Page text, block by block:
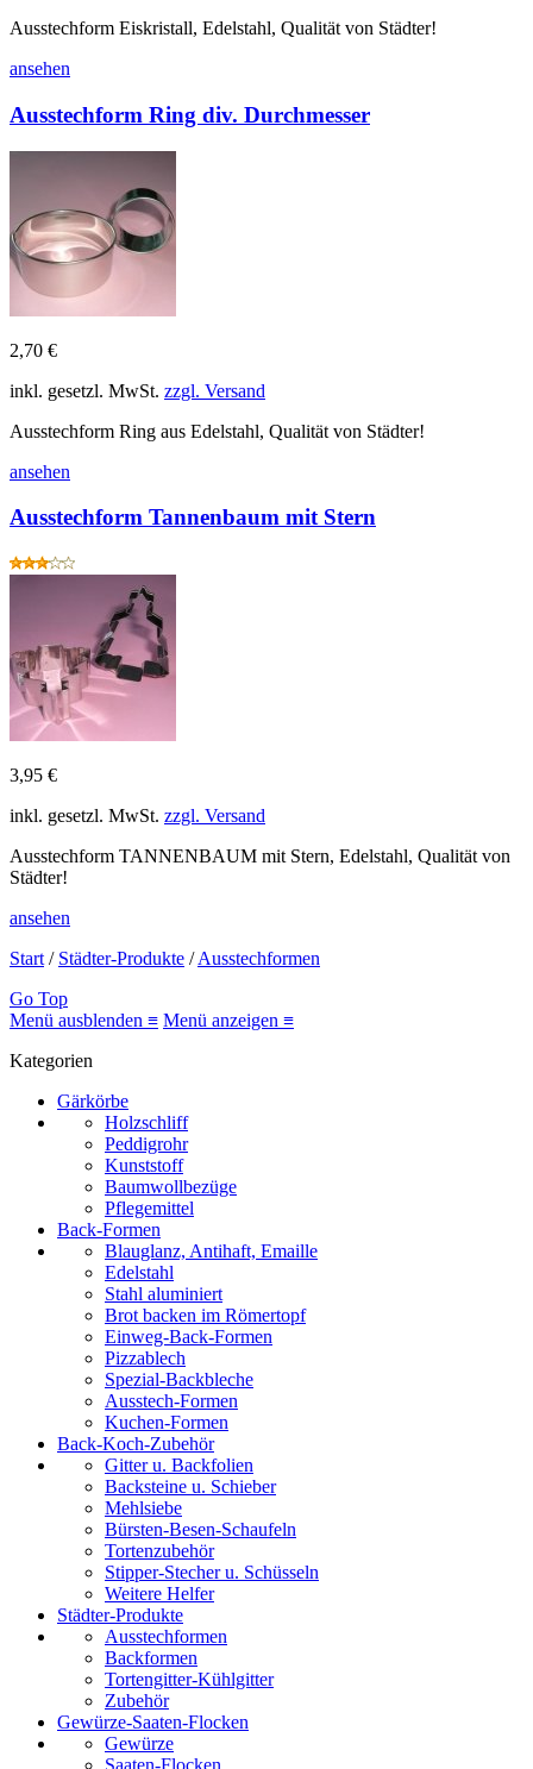
Ausstechform Eiskristall, Edelstahl, Qualität von Städter!
ansehen
Ausstechform Ring div. Durchmesser
2,70 €
inkl. gesetzl. MwSt. zzgl. Versand
Ausstechform Ring aus Edelstahl, Qualität von Städter!
ansehen
Ausstechform Tannenbaum mit Stern
3,95 €
inkl. gesetzl. MwSt. zzgl. Versand
Ausstechform TANNENBAUM mit Stern, Edelstahl, Qualität von
Städter!
ansehen
Start / Städter-Produkte /Ausstechformen
Go Top
Menü ausblenden ≡ Menü anzeigen ≡
Kategorien
Gärkörbe
Holzschliff
Peddigrohr
Kunststoff
Baumwollbezüge
Pflegemittel
Back-Formen
Blauglanz, Antihaft, Emaille
Edelstahl
Stahl aluminiert
Brot backen im Römertopf
Einweg-Back-Formen
Pizzablech
Spezial-Backbleche
Ausstech-Formen
Kuchen-Formen
Back-Koch-Zubehör
Gitter u. Backfolien
Backsteine u. Schieber
Mehlsiebe
Bürsten-Besen-Schaufeln
Tortenzubehör
Stipper-Stecher u. Schüsseln
Weitere Helfer
Städter-Produkte
Ausstechformen
Backformen
Tortengitter-Kühlgitter
Zubehör
Gewürze-Saaten-Flocken
Gewürze
Saaten-Flocken